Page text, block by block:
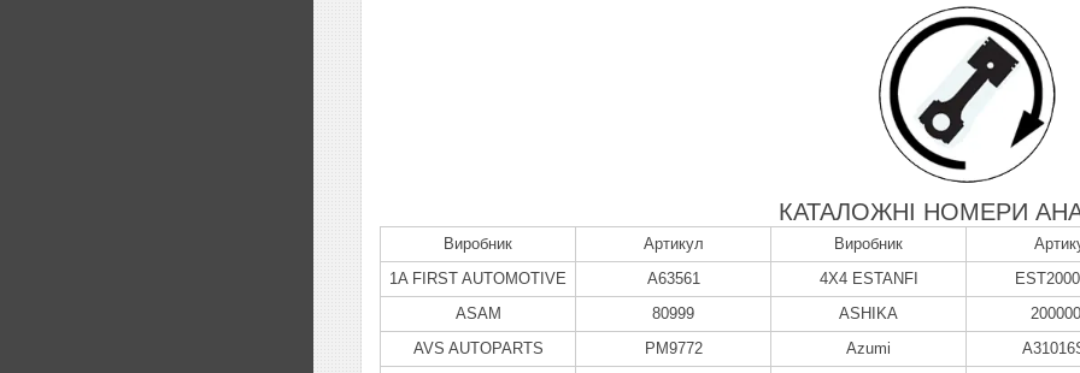
КАТАЛОЖНІ НОМЕРИ
Виробник Артикул Виробник
1A FIRST AUTOMOTIVE
A63561 4X4 ESTANFI
ASAM
80999 ASHIKA
AVS AUTOPARTS
PM9772 Azumi